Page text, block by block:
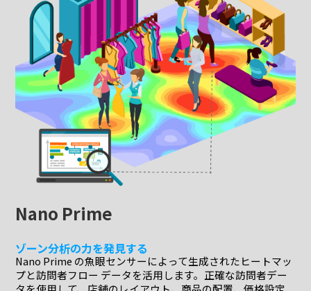
Nano Prime
ゾーン分析の力を発見する
Nano Prime の魚眼センサーによって生成されたヒートマッ
プと訪問者フロー データを活用します。正確な訪問者デー